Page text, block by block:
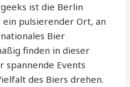
ist die Berlin
pulsierender Ort, an
Bier
finden in dieser
spannende Events
des Biers drehen.